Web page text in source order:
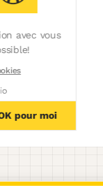
avec vous
possible!
cookies
OK pour moi